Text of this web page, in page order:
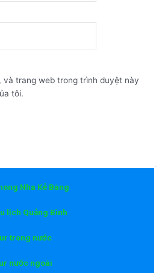
và trang web trong trình duyệt này
tôi.
Nha Kẻ Bàng
lịch Quảng Bình
trong nước
nước ngoài